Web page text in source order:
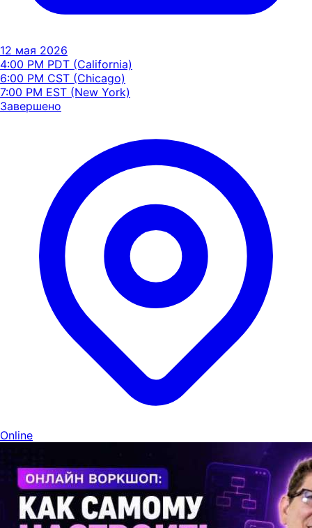
12 мая 2026
4:00 PM PDT (California)
6:00 PM CST (Chicago)
7:00 PM EST (New York)
Завершено
Online